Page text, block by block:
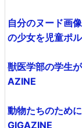
自分のヌード画
の少女を児童ポ
獣医学部の学生
AZINE
動物たちのため
GIGAZINE